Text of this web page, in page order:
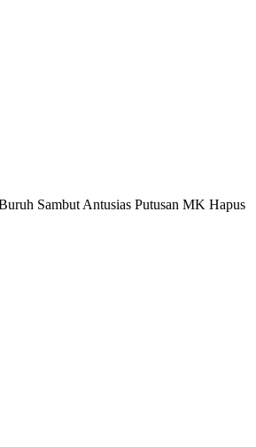
Sambut Antusias Putusan MK Hapus